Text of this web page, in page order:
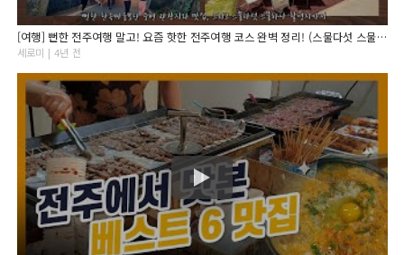
[여행] 뻔한 전주여행 말고! 요즘 핫한 전주여행 코스 완벽 정리! (스물다섯 스물하나 촬영지까지)
세로미 | 4년 전